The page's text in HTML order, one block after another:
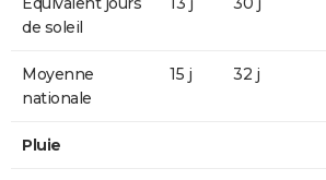
de soleil
Moyenne
nationale
15 j 32 j
Pluie